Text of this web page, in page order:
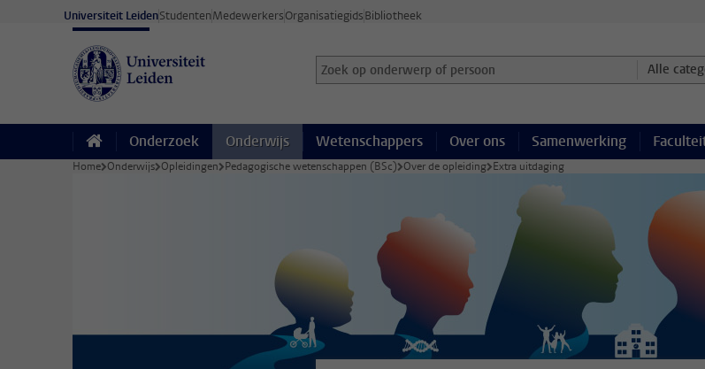
Ga direct naar de inhoud
Universiteit LeidenStudentenMedewerkersOrganisatiegidsBibliotheek
Zoek op onderwerp of persoon en selecteer categorie
Zoekterm Alle
Onderzoek Onderwijs Wetenschappers Over ons Samenwerking
Home Onderwijs Opleidingen Pedagogische wetenschappen (BSc) Over de opleiding Extra uitdaging